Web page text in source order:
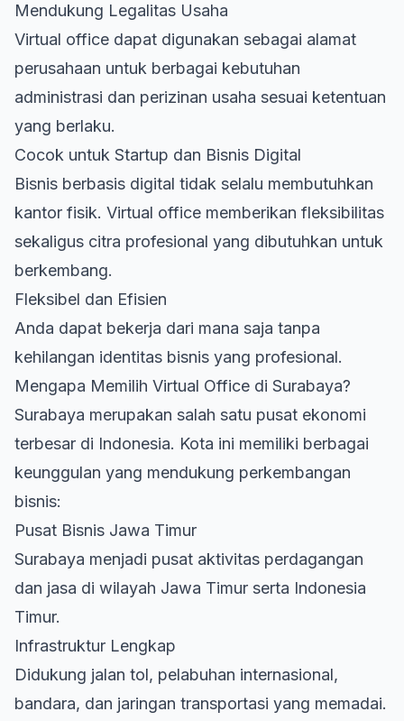
Mendukung Legalitas Usaha
Virtual office dapat digunakan sebagai alamat
perusahaan untuk berbagai kebutuhan
administrasi dan perizinan usaha sesuai ketentuan
yang berlaku.
Cocok untuk Startup dan Bisnis Digital
Bisnis berbasis digital tidak selalu membutuhkan
kantor fisik. Virtual office memberikan fleksibilitas
sekaligus citra profesional yang dibutuhkan untuk
berkembang.
Fleksibel dan Efisien
Anda dapat bekerja dari mana saja tanpa
kehilangan identitas bisnis yang profesional.
Mengapa Memilih Virtual Office di Surabaya?
Surabaya merupakan salah satu pusat ekonomi
terbesar di Indonesia. Kota ini memiliki berbagai
keunggulan yang mendukung perkembangan
bisnis:
Pusat Bisnis Jawa Timur
Surabaya menjadi pusat aktivitas perdagangan
dan jasa di wilayah Jawa Timur serta Indonesia
Timur.
Infrastruktur Lengkap
Didukung jalan tol, pelabuhan internasional,
bandara, dan jaringan transportasi yang memadai.